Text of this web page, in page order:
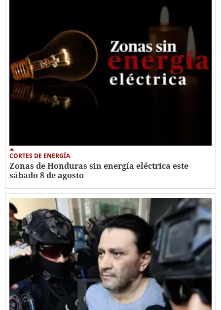
CORTES DE ENERGÍA
Zonas de Honduras sin energía eléctrica este
sábado 8 de agosto